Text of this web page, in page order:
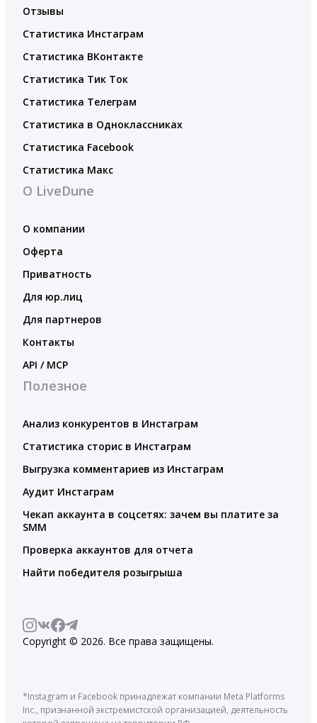
Отзывы
Статистика Инстаграм
Статистика ВКонтакте
Статистика Тик Ток
Статистика Телеграм
Статистика в Одноклассниках
Статистика Facebook
Статистика Макс
О LiveDune
О компании
Оферта
Приватность
Для юр.лиц
Для партнеров
Контакты
API / MCP
Полезное
Анализ конкурентов в Инстаграм
Статистика сторис в Инстаграм
Выгрузка комментариев из Инстаграм
Аудит Инстаграм
Чекап аккаунта в соцсетях: зачем вы платите за
SMM
Проверка аккаунтов для отчета
Найти победителя розыгрыша
Copyright © 2026. Все права защищены.
*Instagram и Facebook принадлежат компании Meta Platforms
Inc., признанной экстремистской организацией, деятельность